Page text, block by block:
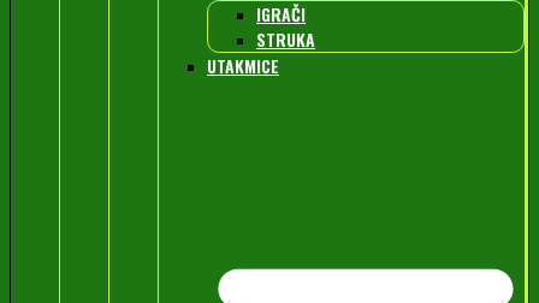
IGRAČI
STRUKA
UTAKMICE